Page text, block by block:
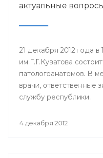
актуальные
21 декабря 2012 года
им.Г.Г.Куватова
патологоанатомов. В
врачи, ответственные
службу республики.
4 декабря 2012